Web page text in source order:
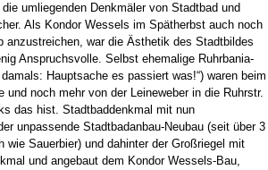
umliegenden Denkmäler von Stadtbad und
Als Kondor Wessels im Spätherbst auch noch
anzustreichen, war die Ästhetik des Stadtbildes
Anspruchsvolle. Selbst ehemalige Ruhrbania-
Hauptsache es passiert was!“) waren beim
und noch mehr von der Leineweber in die Ruhrstr.
das hist. Stadtbaddenkmal mit nun
unpassende Stadtbadanbau-Neubau (seit über 3
wie Sauerbier) und dahinter der Großriegel mit
und angebaut dem Kondor Wessels-Bau,